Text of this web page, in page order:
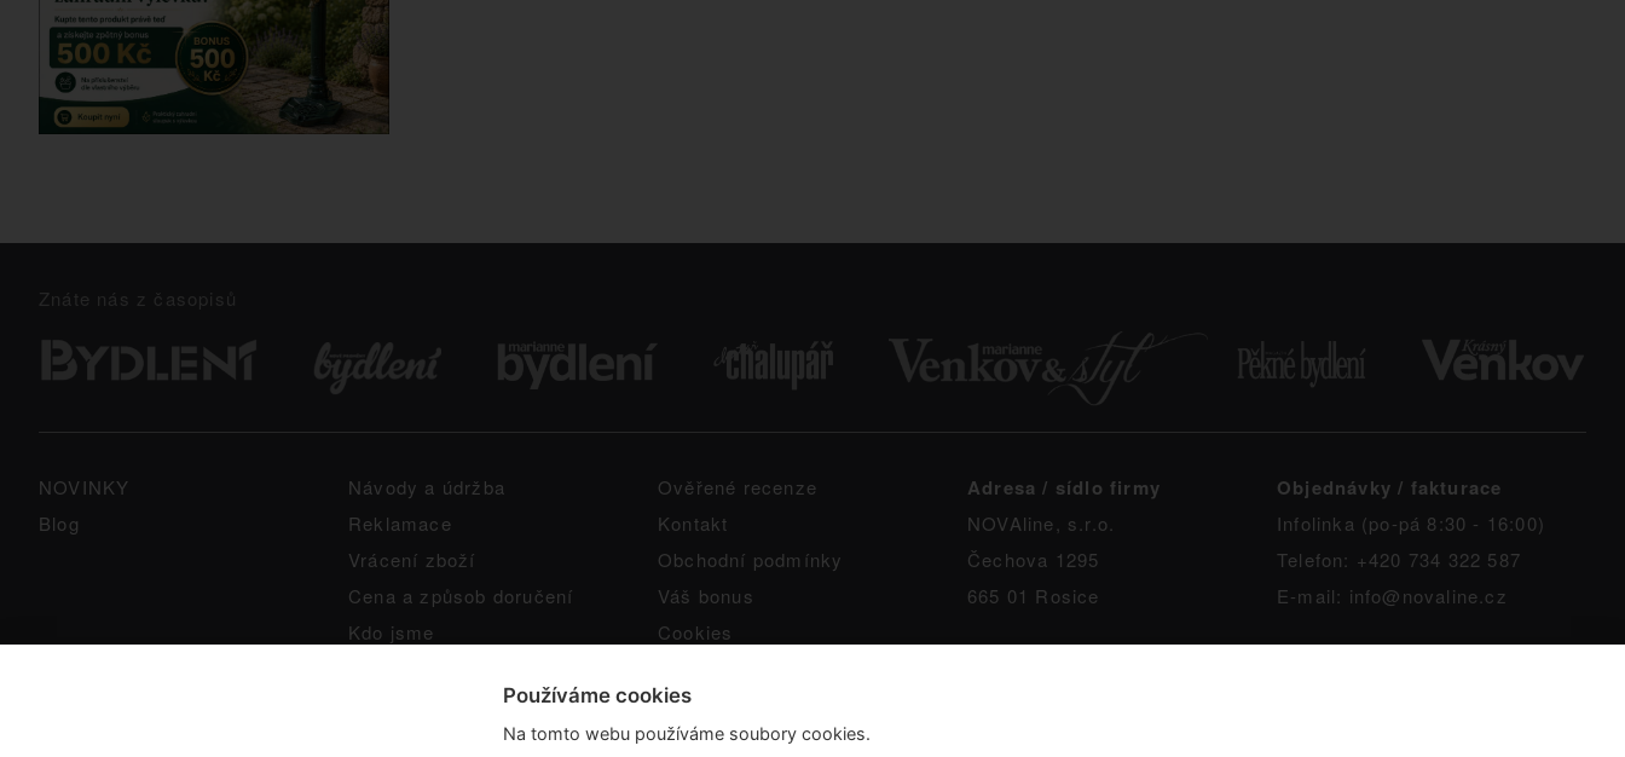
Znáte nás z časopisů
NOVINKY
Blog
Návody a údržba
Reklamace
Vrácení zboží
Cena a způsob doručení
Kdo jsme
Ověřené recenze
Kontakt
Obchodní podmínky
Váš bonus
Cookies
Adresa / sídlo firmy
NOVAline, s.r.o.
Čechova 1295
665 01 Rosice
Objednávky / fakturace
Infolinka (po-pá 8:30 - 16:00)
Telefon: +420 734 322 587
E-mail: info@novaline.cz
Používáme cookies
Na tomto webu používáme soubory cookies.